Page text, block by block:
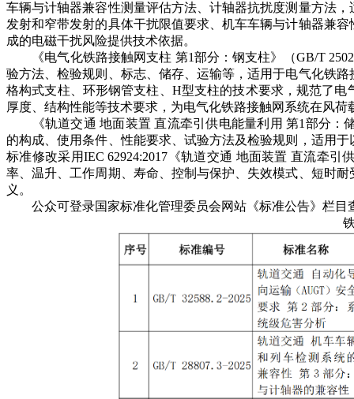
车辆与计轴器兼容性测量评估方法、计轴器抗扰度测量方法
发射和窄带发射的具体干扰限值要求、机车车辆与计轴器兼
成的电磁干扰风险提供技术依据。
《电气化铁路接触网支柱 第1部分：钢支柱》（GB/T
验方法、检验规则、标志、储存、运输等，适用于电气化铁
格构式支柱、环形钢管支柱、H型支柱的技术要求，规范了
厚度、结构性能等技术要求，为电气化铁路接触网系统在风
《轨道交通 地面装置 直流牵引供电能量利用 第1部分：储
的构成、使用条件、性能要求、试验方法及检验规则，适用
标准修改采用IEC 62924:2017《轨道交通 地面装置 直流牵
率、温升、工作周期、寿命、控制与保护、失效模式、短时
义。
公众可登录国家标准化管理委员会网站《标准公告》栏目